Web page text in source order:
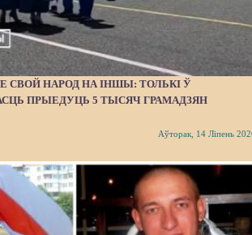
СВОЙ НАРОД НА ІНШЫ: ТОЛЬКІ Ў
ПРЫЕДУЦЬ 5 ТЫСЯЧ ГРАМАДЗЯН
Аўторак, 14 Ліпень